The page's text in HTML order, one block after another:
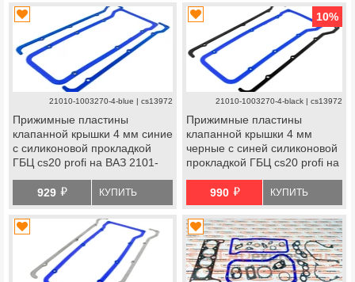
21010-1003270-4-blue | cs13972
Прижимные пластины
клапанной крышки 4 мм синие
с силиконовой прокладкой
ГБЦ cs20 profi на ВАЗ 2101-
Легенд, Нива Тревел,
Шевроле Нива
929 й КУПИТЬ
10%
21010-1003270-4-black | cs13972
Прижимные пластины
клапанной крышки 4 мм
черные с синей силиконовой
прокладкой ГБЦ cs20 profi на
4х4, Нива Легенд, Нива
Тревел, Шевроле Нива
990 й КУПИТЬ